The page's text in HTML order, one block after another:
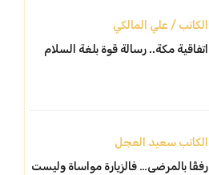
الكاتب / علي المالكي
اتفاقية مكة.. رسالة قوة بلغة السلام
الكاتب سعيد العجل
رفقًا بالمرضى… فالزيارة مواساة وليست